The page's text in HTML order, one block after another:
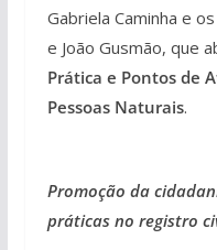
Gabriela Caminha e
e João Gusmão, que
Prática e Pontos de
Pessoas Naturais.
Promoção da
práticas no registro